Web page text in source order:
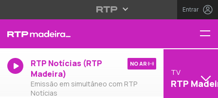
Entrar
RTP Notícias (RTP
Madeira)
Emissão em simultâneo com RTP
Notícias
NO AR
TV
RTP